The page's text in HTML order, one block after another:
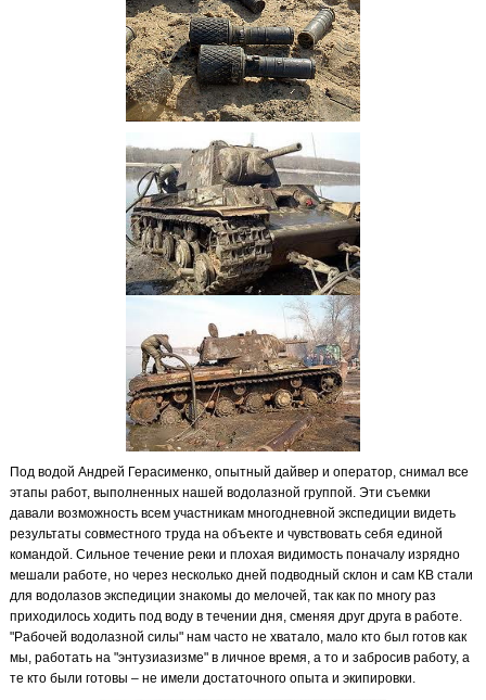
Под водой Андрей Герасименко, опытный дайвер и оператор, снимал все
этапы работ, выполненных нашей водолазной группой. Эти съемки
давали возможность всем участникам многодневной экспедиции видеть
результаты совместного труда на объекте и чувствовать себя единой
командой. Сильное течение реки и плохая видимость поначалу изрядно
мешали работе, но через несколько дней подводный склон и сам КВ стали
для водолазов экспедиции знакомы до мелочей, так как по многу раз
приходилось ходить под воду в течении дня, сменяя друг друга в работе.
"Рабочей водолазной силы" нам часто не хватало, мало кто был готов как
мы, работать на "энтузиазизме" в личное время, а то и забросив работу, а
те кто были готовы – не имели достаточного опыта и экипировки.